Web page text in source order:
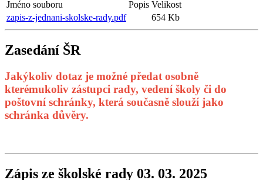
Jméno souboru
Popis Velikost
zapis-z-jednani-skolske-rady.pdf
654 Kb
Zasedání ŠR
Jakýkoliv dotaz je možné předat osobně
kterémukoliv zástupci rady, vedení školy či do
poštovní schránky, která současně slouží jako
schránka důvěry.
Zápis ze školské rady 03. 03. 2025